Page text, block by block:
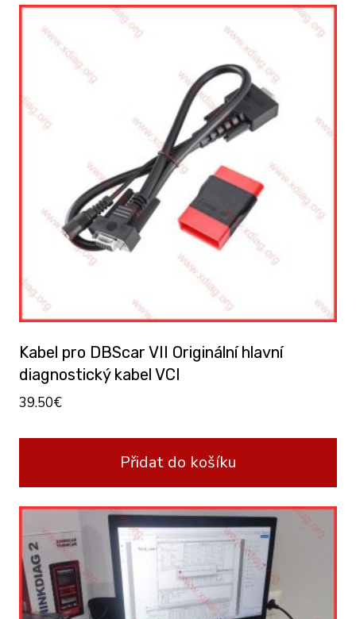
Kabel pro DBScar VII Originální hlavní
diagnostický kabel VCI
39.50€
Přidat do košíku